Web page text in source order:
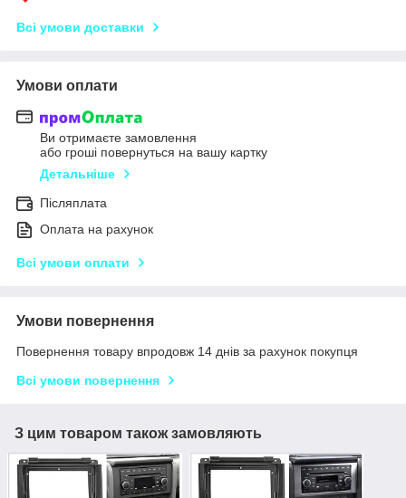
Всі умови доставки
Умови оплати
Ви отримаєте замовлення
або гроші повернуться на вашу картку
Детальніше
Післяплата
Оплата на рахунок
Всі умови оплати
Умови повернення
Повернення товару впродовж 14 днів за рахунок покупця
Всі умови повернення
З цим товаром також замовляють